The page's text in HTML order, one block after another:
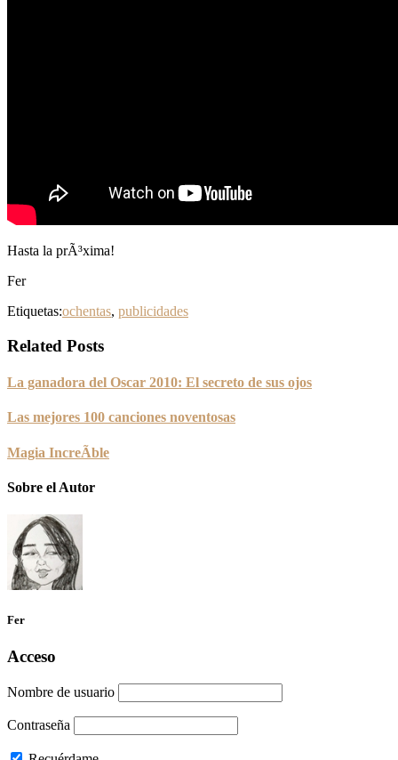
Hasta la prÃ³xima!
Fer
Etiquetas:ochentas, publicidades
Related Posts
La ganadora del Oscar 2010: El secreto de sus ojos
Las mejores 100 canciones noventosas
Magia IncreÃ­ble
Sobre el Autor
Fer
Acceso
Nombre de usuario
Contraseña